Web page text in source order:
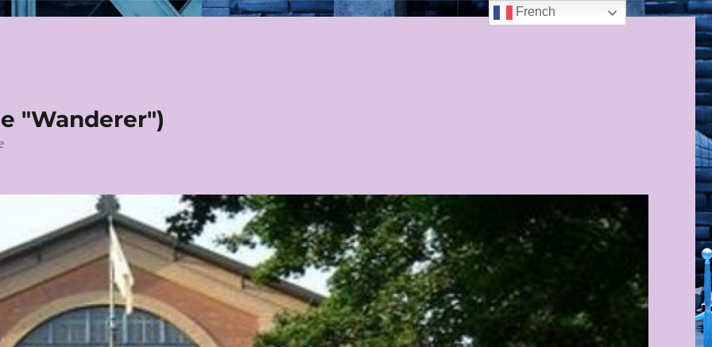
"Wanderer")
French